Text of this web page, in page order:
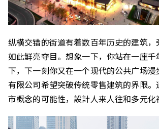
纵横交错的街道有着数百年历史的建筑
如此鲜亮夺目。想象一下，你站在一座千
下，下一刻你又在一个现代的公共广场
有限公司希望突破传统零售建筑的界限
市概念的可能性，設計人来人往和多元化